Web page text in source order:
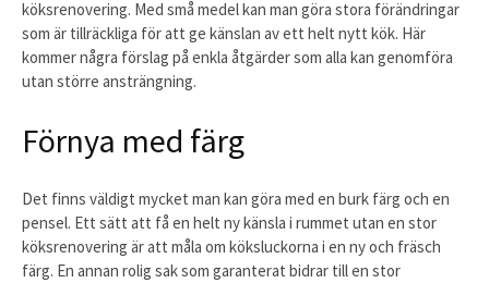
köksrenovering. Med små medel kan man göra stora förändringar
som är tillräckliga för att ge känslan av ett helt nytt kök. Här
kommer några förslag på enkla åtgärder som alla kan genomföra
utan större ansträngning.
Förnya med färg
Det finns väldigt mycket man kan göra med en burk färg och en
pensel. Ett sätt att få en helt ny känsla i rummet utan en stor
köksrenovering är att måla om köksluckorna i en ny och fräsch
färg. En annan rolig sak som garanterat bidrar till en stor